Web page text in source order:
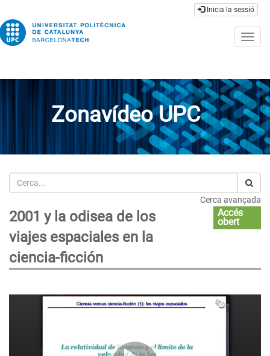
Inicia la sessió
Zonavídeo UPC
Cerca
Cerca avançada
2001 y la odisea de los
viajes espaciales en la
ciencia-ficción
Accés
obert